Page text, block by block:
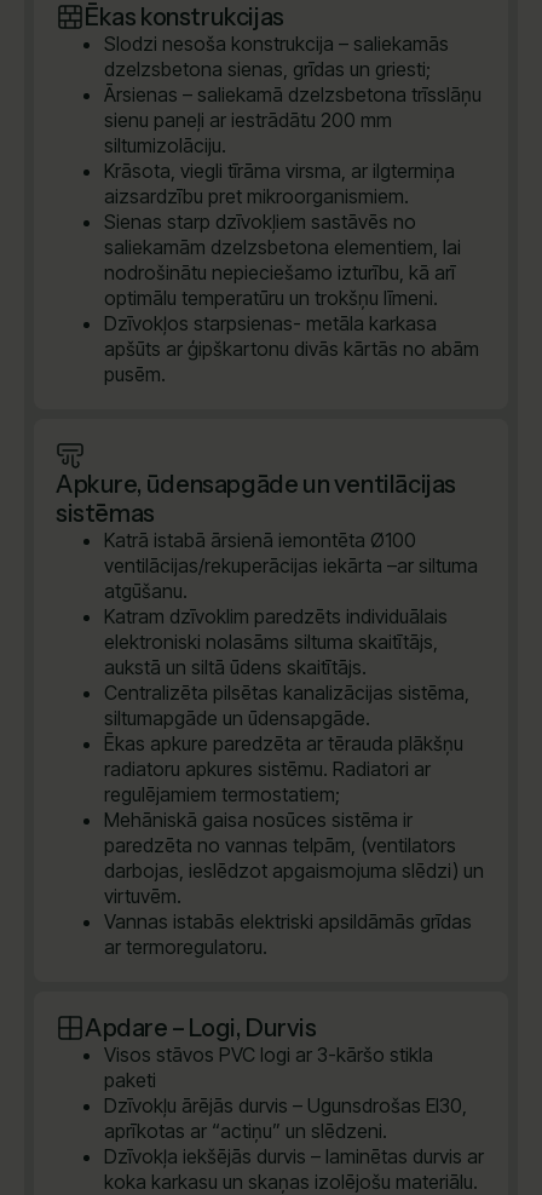
Ēkas konstrukcijas
Slodzi nesoša konstrukcija – saliekamās
dzelzsbetona sienas, grīdas un griesti;
Ārsienas – saliekamā dzelzsbetona trīsslāņu
sienu paneļi ar iestrādātu 200 mm
siltumizolāciju.
Krāsota, viegli tīrāma virsma, ar ilgtermiņa
aizsardzību pret mikroorganismiem.
Sienas starp dzīvokļiem sastāvēs no
saliekamām dzelzsbetona elementiem, lai
nodrošinātu nepieciešamo izturību, kā arī
optimālu temperatūru un trokšņu līmeni.
Dzīvokļos starpsienas- metāla karkasa
apšūts ar ģipškartonu divās kārtās no abām
pusēm.
Apkure, ūdensapgāde un ventilācijas
sistēmas
Katrā istabā ārsienā iemontēta Ø100
ventilācijas/rekuperācijas iekārta –ar siltuma
atgūšanu.
Katram dzīvoklim paredzēts individuālais
elektroniski nolasāms siltuma skaitītājs,
aukstā un siltā ūdens skaitītājs.
Centralizēta pilsētas kanalizācijas sistēma,
siltumapgāde un ūdensapgāde.
Ēkas apkure paredzēta ar tērauda plākšņu
radiatoru apkures sistēmu. Radiatori ar
regulējamiem termostatiem;
Mehāniskā gaisa nosūces sistēma ir
paredzēta no vannas telpām, (ventilators
darbojas, ieslēdzot apgaismojuma slēdzi) un
virtuvēm.
Vannas istabās elektriski apsildāmās grīdas
ar termoregulatoru.
Apdare – Logi, Durvis
Visos stāvos PVC logi ar 3-kāršo stikla
paketi
Dzīvokļu ārējās durvis – Ugunsdrošas EI30,
aprīkotas ar “actiņu” un slēdzeni.
Dzīvokļa iekšējās durvis – laminētas durvis ar
koka karkasu un skaņas izolējošu materiālu.